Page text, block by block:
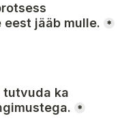
jääb mulle.
*
tutvuda ka
*